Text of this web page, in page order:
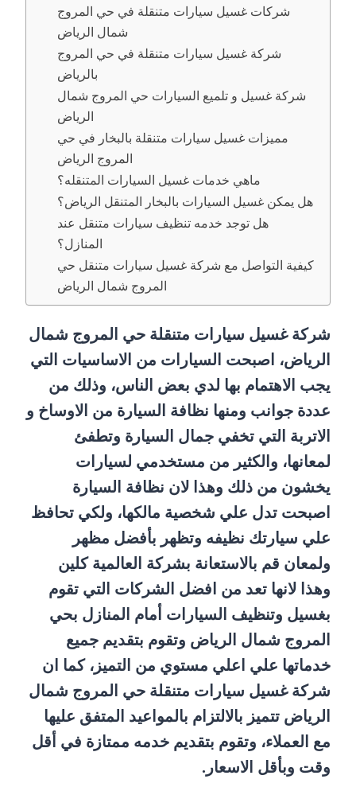
شركات غسيل سيارات متنقلة في حي المروج
شمال الرياض
شركة غسيل سيارات متنقلة في حي المروج
بالرياض
شركة غسيل و تلميع السيارات حي المروج شمال
الرياض
مميزات غسيل سيارات متنقلة بالبخار في حي
المروج الرياض
ماهي خدمات غسيل السيارات المتنقله؟
هل يمكن غسيل السيارات بالبخار المتنقل الرياض؟
هل توجد خدمه تنظيف سيارات متنقل عند
المنازل؟
كيفية التواصل مع شركة غسيل سيارات متنقل حي
المروج شمال الرياض
شركة غسيل سيارات متنقلة حي المروج شمال
الرياض، اصبحت السيارات من الاساسيات التي
يجب الاهتمام بها لدي بعض الناس، وذلك من
عددة جوانب ومنها نظافة السيارة من الاوساخ و
الاتربة التي تخفي جمال السيارة وتطفئ
لمعانها، والكثير من مستخدمي لسيارات
يخشون من ذلك وهذا لان نظافة السيارة
اصبحت تدل علي شخصية مالكها، ولكي تحافظ
علي سيارتك نظيفه وتظهر بأفضل مظهر
ولمعان قم بالاستعانة بشركة العالمية كلين
وهذا لانها تعد من افضل الشركات التي تقوم
بغسيل وتنظيف السيارات أمام المنازل بحي
المروج شمال الرياض وتقوم بتقديم جميع
خدماتها علي اعلي مستوي من التميز، كما ان
شركة غسيل سيارات متنقلة حي المروج شمال
الرياض تتميز بالالتزام بالمواعيد المتفق عليها
مع العملاء، وتقوم بتقديم خدمه ممتازة في أقل
وقت وبأقل الاسعار.